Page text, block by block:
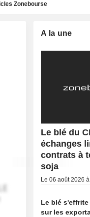
Zonebourse
A la une
Le blé du
échanges
contrats à
soja
Le 06 août 2026
Le blé
sur les